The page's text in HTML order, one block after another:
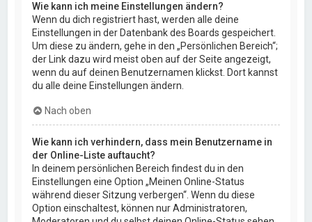
Wie kann ich meine Einstellungen ändern?
Wenn du dich registriert hast, werden alle deine
Einstellungen in der Datenbank des Boards gespeichert.
Um diese zu ändern, gehe in den „Persönlichen Bereich“;
der Link dazu wird meist oben auf der Seite angezeigt,
wenn du auf deinen Benutzernamen klickst. Dort kannst
du alle deine Einstellungen ändern.
Nach oben
Wie kann ich verhindern, dass mein Benutzername in
der Online-Liste auftaucht?
In deinem persönlichen Bereich findest du in den
Einstellungen eine Option „Meinen Online-Status
während dieser Sitzung verbergen“. Wenn du diese
Option einschaltest, können nur Administratoren,